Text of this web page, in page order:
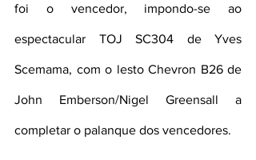
foi o vencedor, impondo-se ao
espectacular TOJ SC304 de Yves
Scemama, com o lesto Chevron B26 de
John Emberson/Nigel Greensall a
completar o palanque dos vencedores.